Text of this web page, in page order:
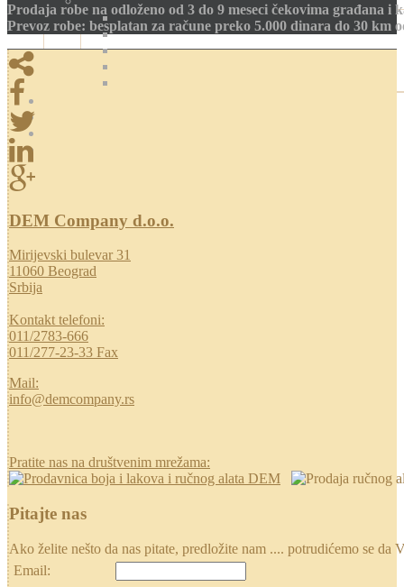
Prodaja robe na odloženo od 3 do 9 meseci čekovima građana i
Prevoz robe: besplatan za račune preko 5.000 dinara do 30 km
DEM Company d.o.o.
Mirijevski bulevar 31
11060 Beograd
Srbija
Kontakt telefoni:
011/2783-666
011/277-23-33 Fax
Mail:
info@demcompany.rs
Pratite nas na društvenim mrežama:
Pitajte nas
Ako želite nešto da nas pitate, predložite nam .... potrudićemo se
Email: